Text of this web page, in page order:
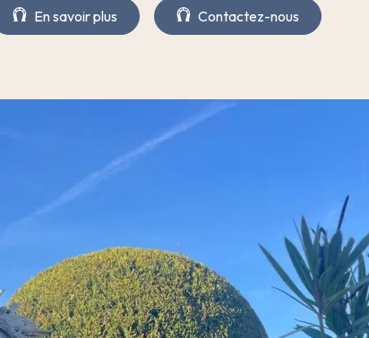
En savoir plus Contactez-nous